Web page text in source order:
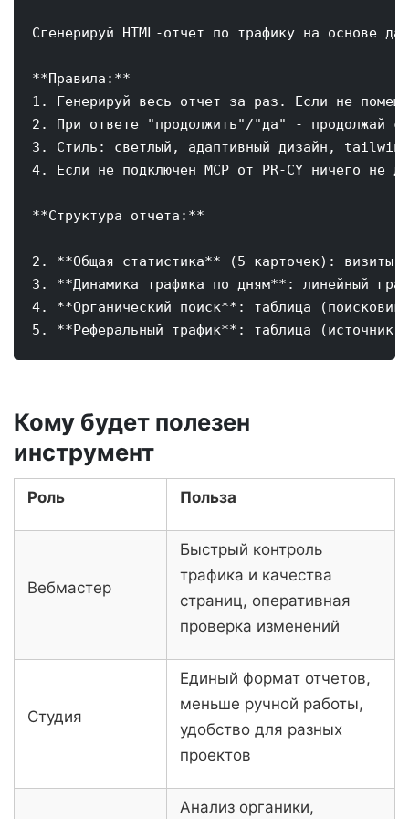
Сгенерируй HTML-отчет по трафику на основе
**Правила:**
1. Генерируй весь отчет за раз. Если не
2. При ответе "продолжить"/"да" - продолжай с
3. Стиль: светлый, адаптивный дизайн,
4. Если не подключен MCP от PR-CY ничего не
**Структура отчета:**
2. **Общая статистика** (5 карточек): визиты,
3. **Динамика трафика по дням**: линейный
4. **Органический поиск**: таблица
Кому будет полезен
инструмент
Роль Польза
Вебмастер
Быстрый контроль
трафика и качества
страниц, оперативная
проверка изменений
Студия
Единый формат отчетов,
меньше ручной работы,
удобство для разных
проектов
Анализ органики,